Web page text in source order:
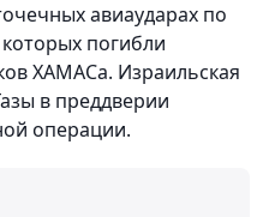
авиаударах по
которых погибли
ХАМАСа. Израильская
в преддверии
операции.